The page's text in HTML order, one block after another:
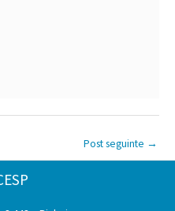
Post seguinte →